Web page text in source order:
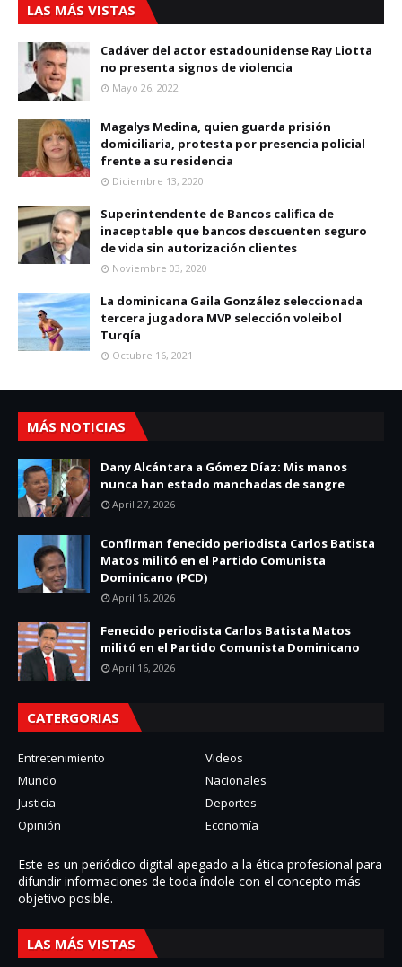
LAS MÁS VISTAS
Cadáver del actor estadounidense Ray Liotta
no presenta signos de violencia
Mayo 26, 2022
Magalys Medina, quien guarda prisión
domiciliaria, protesta por presencia policial
frente a su residencia
Diciembre 13, 2020
Superintendente de Bancos califica de
inaceptable que bancos descuenten seguro
de vida sin autorización clientes
Noviembre 03, 2020
La dominicana Gaila González seleccionada
tercera jugadora MVP selección voleibol
Turqía
Octubre 16, 2021
MÁS NOTICIAS
Dany Alcántara a Gómez Díaz: Mis manos
nunca han estado manchadas de sangre
April 27, 2026
Confirman fenecido periodista Carlos Batista
Matos militó en el Partido Comunista
Dominicano (PCD)
April 16, 2026
Fenecido periodista Carlos Batista Matos
militó en el Partido Comunista Dominicano
April 16, 2026
CATERGORIAS
Entretenimiento
Videos
Mundo
Nacionales
Justicia
Deportes
Opinión
Economía
Este es un periódico digital apegado a la ética profesional para
difundir informaciones de toda í­ndole con el concepto más
objetivo posible.
LAS MÁS VISTAS